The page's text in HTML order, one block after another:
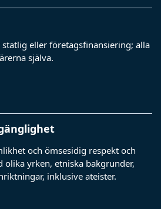
eller företagsfinansiering; alla
själva.
och ömsesidig respekt och
yrken, etniska bakgrunder,
inklusive ateister.